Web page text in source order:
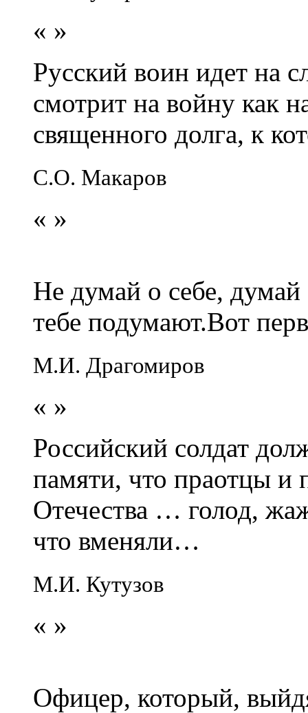
« »
Русский воин идет на
смотрит на войну как
священного долга, к
С.О. Макаров
« »
Не думай о себе,
тебе подумают.Вот
М.И. Драгомиров
« »
Российский солдат
памяти, что праотцы и
Отечества … голод,
что вменяли…
М.И. Кутузов
« »
Офицер, который,